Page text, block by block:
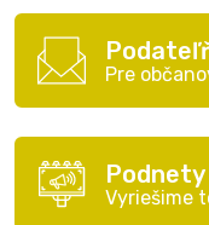
Pre
Vyriešime